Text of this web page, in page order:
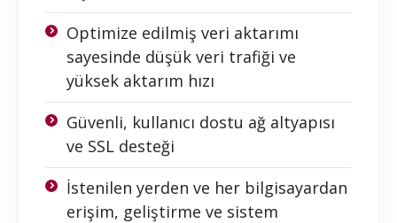
Optimize edilmiş veri aktarımı
sayesinde düşük veri trafiği ve
yüksek aktarım hızı
Güvenli, kullanıcı dostu ağ altyapısı
ve SSL desteği
İstenilen yerden ve her bilgisayardan
erişim, geliştirme ve sistem